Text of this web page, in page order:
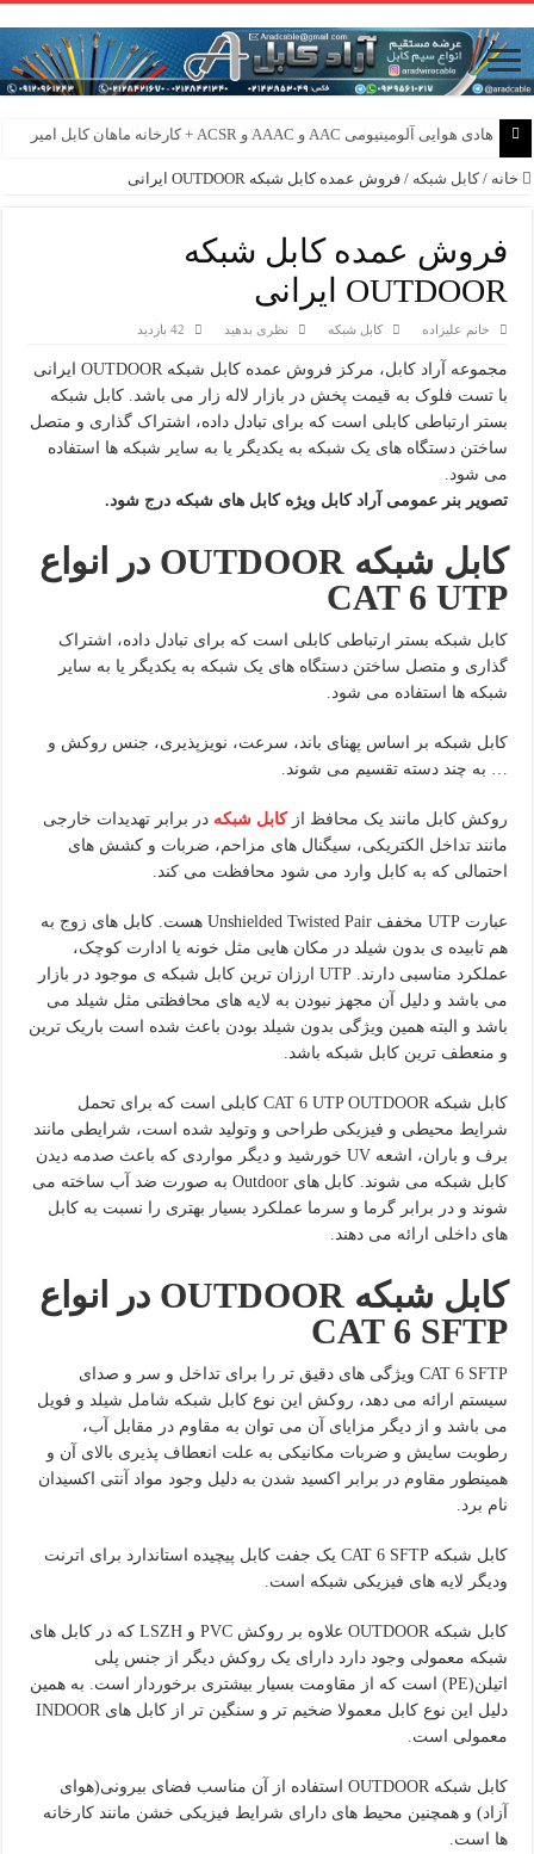
هادی هوایی آلومینیومی AAC و AAAC و ACSR + کارخانه ماهان کابل امیر
خانه / کابل شبکه / فروش عمده کابل شبکه OUTDOOR ایرانی
فروش عمده کابل شبکه
OUTDOOR ایرانی
خانم علیزاده کابل شبکه نظری بدهید 42 بازدید
مجموعه آراد کابل، مرکز فروش عمده کابل شبکه OUTDOOR ایرانی
با تست فلوک به قیمت پخش در بازار لاله زار می باشد. کابل شبکه
بستر ارتباطی کابلی است که برای تبادل داده، اشتراک گذاری و متصل
ساختن دستگاه های یک شبکه به یکدیگر یا به سایر شبکه ها استفاده
می شود.
تصویر بنر عمومی آراد کابل ویژه کابل های شبکه درج شود.
کابل شبکهOUTDOOR در انواع
CAT 6 UTP
کابل شبکه بستر ارتباطی کابلی است که برای تبادل داده، اشتراک
گذاری و متصل ساختن دستگاه های یک شبکه به یکدیگر یا به سایر
شبکه ها استفاده می شود.
کابل شبکه بر اساس پهنای باند، سرعت، نویزپذیری، جنس روکش و
… به چند دسته تقسیم می شوند.
روکش کابل مانند یک محافظ ازکابل شبکه در برابر تهدیدات خارجی
مانند تداخل الکتریکی، سیگنال های مزاحم، ضربات و کشش های
احتمالی که به کابل وارد می شود محافظت می کند.
عبارت UTP مخفف Unshielded Twisted Pair هست. کابل های زوج به
هم تابیده ی بدون شیلد در مکان هایی مثل خونه یا ادارت کوچک،
عملکرد مناسبی دارند. UTP ارزان ترین کابل شبکه ی موجود در بازار
می باشد و دلیل آن مجهز نبودن به لایه های محافظتی مثل شیلد می
باشد و البته همین ویژگی بدون شیلد بودن باعث شده است باریک ترین
و منعطف ترین کابل شبکه باشد.
کابل شبکه CAT 6 UTP OUTDOOR کابلی است که برای تحمل
شرایط محیطی و فیزیکی طراحی و وتولید شده است، شرایطی مانند
برف و باران، اشعه UV خورشید و دیگر مواردی که باعث صدمه دیدن
کابل شبکه می شوند. کابل های Outdoor به صورت ضد آب ساخته می
شوند و در برابر گرما و سرما عملکرد بسیار بهتری را نسبت به کابل
های داخلی ارائه می دهند.
کابل شبکهOUTDOOR در انواع
CAT 6 SFTP
CAT 6 SFTP ویژگی های دقیق تر را برای تداخل و سر و صدای
سیستم ارائه می دهد، روکش این نوع کابل شبکه شامل شیلد و فویل
می باشد و از دیگر مزایای آن می توان به مقاوم در مقابل آب،
رطوبت سایش و ضربات مکانیکی به علت انعطاف پذیری بالای آن و
همینطور مقاوم در برابر اکسید شدن به دلیل وجود مواد آنتی اکسیدان
نام برد.
کابل شبکه CAT 6 SFTP یک جفت کابل پیچیده استاندارد برای اترنت
ودیگر لایه های فیزیکی شبکه است.
کابل شبکه OUTDOOR علاوه بر روکش PVC و LSZH که در کابل های
شبکه معمولی وجود دارد دارای یک روکش دیگر از جنس پلی
اتیلن(PE) است که از مقاومت بسیار بیشتری برخوردار است. به همین
دلیل این نوع کابل معمولا ضخیم تر و سنگین تر از کابل های INDOOR
معمولی است.
کابل شبکه OUTDOOR استفاده از آن مناسب فضای بیرونی(هوای
آزاد) و همچنین محیط های دارای شرایط فیزیکی خشن مانند کارخانه
ها است.